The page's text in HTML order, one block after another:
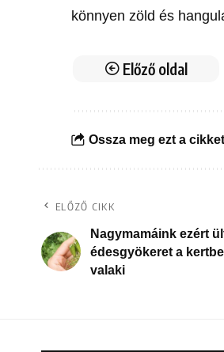
könnyen zöld és
Előző oldal
Ossza meg ezt a cikket
ELŐZŐ CIKK
Nagymamáink ezért
édesgyökeret a
valaki